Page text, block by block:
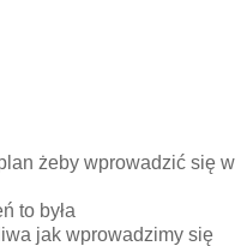
żeby wprowadzić się w
to była
jak wprowadzimy się